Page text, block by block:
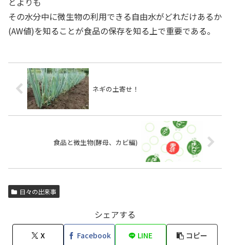
その水分中に微生物の利用できる自由水がどれだけあるか
(AW値)を知ることが食品の保存を知る上で重要である。
ネギの土寄せ！
食品と微生物(酵母、カビ編)
日々の出来事
シェアする
X Facebook LINE コピー